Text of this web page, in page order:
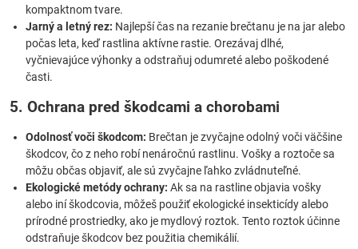
kompaktnom tvare.
Jarný a letný rez: Najlepší čas na rezanie brečtanu je na jar alebo
počas leta, keď rastlina aktívne rastie. Orezávaj dlhé,
vyčnievajúce výhonky a odstraňuj odumreté alebo poškodené
časti.
5. Ochrana pred škodcami a chorobami
Odolnosť voči škodcom: Brečtan je zvyčajne odolný voči väčšine
škodcov, čo z neho robí nenáročnú rastlinu. Vošky a roztoče sa
môžu občas objaviť, ale sú zvyčajne ľahko zvládnuteľné.
Ekologické metódy ochrany: Ak sa na rastline objavia vošky
alebo iní škodcovia, môžeš použiť ekologické insekticídy alebo
prírodné prostriedky, ako je mydlový roztok. Tento roztok účinne
odstraňuje škodcov bez použitia chemikálií.